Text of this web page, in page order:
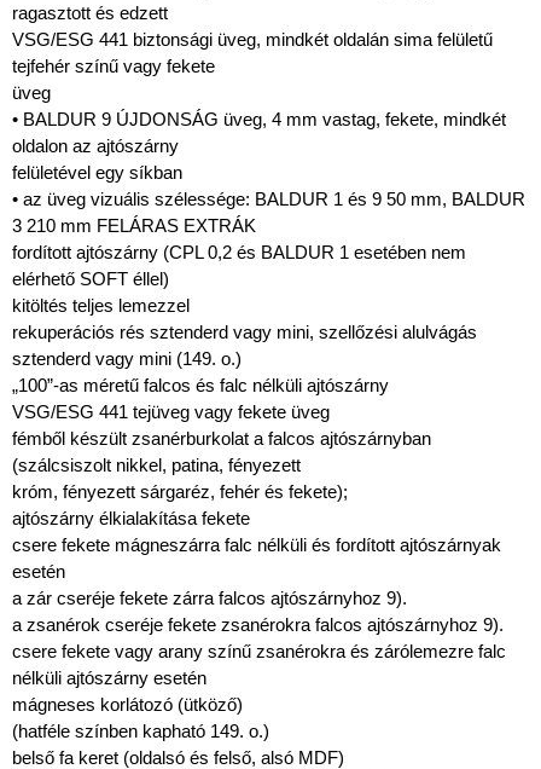
ragasztott és edzett
VSG/ESG 441 biztonsági üveg, mindkét oldalán sima felületű
tejfehér színű vagy fekete
üveg
• BALDUR 9 ÚJDONSÁG üveg, 4 mm vastag, fekete, mindkét
oldalon az ajtószárny
felületével egy síkban
• az üveg vizuális szélessége: BALDUR 1 és 9 50 mm, BALDUR
3 210 mm FELÁRAS EXTRÁK
fordított ajtószárny (CPL 0,2 és BALDUR 1 esetében nem
elérhető SOFT éllel)
kitöltés teljes lemezzel
rekuperációs rés sztenderd vagy mini, szellőzési alulvágás
sztenderd vagy mini (149. o.)
„100”-as méretű falcos és falc nélküli ajtószárny
VSG/ESG 441 tejüveg vagy fekete üveg
fémből készült zsanérburkolat a falcos ajtószárnyban
(szálcsiszolt nikkel, patina, fényezett
króm, fényezett sárgaréz, fehér és fekete);
ajtószárny élkialakítása fekete
csere fekete mágneszárra falc nélküli és fordított ajtószárnyak
esetén
a zár cseréje fekete zárra falcos ajtószárnyhoz 9).
a zsanérok cseréje fekete zsanérokra falcos ajtószárnyhoz 9).
csere fekete vagy arany színű zsanérokra és zárólemezre falc
nélküli ajtószárny esetén
mágneses korlátozó (ütköző)
(hatféle színben kapható 149. o.)
belső fa keret (oldalsó és felső, alsó MDF)